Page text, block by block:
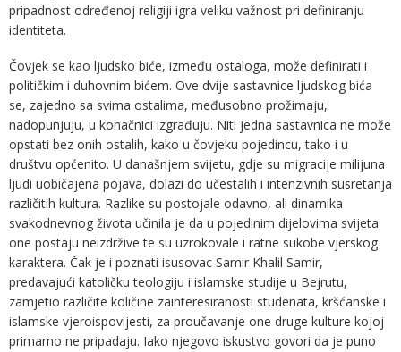
pripadnost određenoj religiji igra veliku važnost pri definiranju
identiteta.
Čovjek se kao ljudsko biće, između ostaloga, može definirati i
političkim i duhovnim bićem. Ove dvije sastavnice ljudskog bića
se, zajedno sa svima ostalima, međusobno prožimaju,
nadopunjuju, u konačnici izgrađuju. Niti jedna sastavnica ne može
opstati bez onih ostalih, kako u čovjeku pojedincu, tako i u
društvu općenito. U današnjem svijetu, gdje su migracije milijuna
ljudi uobičajena pojava, dolazi do učestalih i intenzivnih susretanja
različitih kultura. Razlike su postojale odavno, ali dinamika
svakodnevnog života učinila je da u pojedinim dijelovima svijeta
one postaju neizdržive te su uzrokovale i ratne sukobe vjerskog
karaktera. Čak je i poznati isusovac Samir Khalil Samir,
predavajući katoličku teologiju i islamske studije u Bejrutu,
zamjetio različite količine zainteresiranosti studenata, kršćanske i
islamske vjeroispovijesti, za proučavanje one druge kulture kojoj
primarno ne pripadaju. Iako njegovo iskustvo govori da je puno